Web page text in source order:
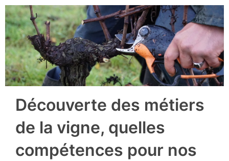
Découverte des métiers
de la vigne, quelles
compétences pour nos